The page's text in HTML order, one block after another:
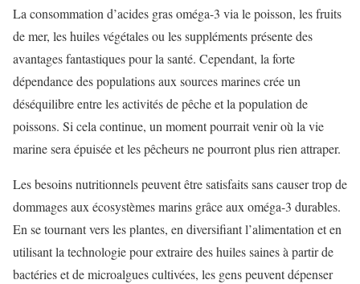
La consommation d’acides gras oméga-3 via le poisson, les fruits
de mer, les huiles végétales ou les suppléments présente des
avantages fantastiques pour la santé. Cependant, la forte
dépendance des populations aux sources marines crée un
déséquilibre entre les activités de pêche et la population de
poissons. Si cela continue, un moment pourrait venir où la vie
marine sera épuisée et les pêcheurs ne pourront plus rien attraper.
Les besoins nutritionnels peuvent être satisfaits sans causer trop de
dommages aux écosystèmes marins grâce aux oméga-3 durables.
En se tournant vers les plantes, en diversifiant l’alimentation et en
utilisant la technologie pour extraire des huiles saines à partir de
bactéries et de microalgues cultivées, les gens peuvent dépenser